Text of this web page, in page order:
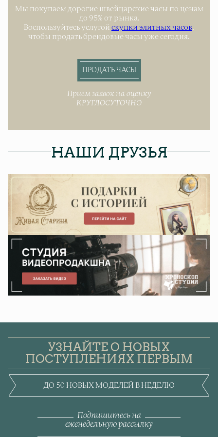
Мы покупаем дорогие швейцарские часы по ценам
до 95% от рынка.
Воспользуйтесь услугой скупки элитных часов,
чтобы продать брендовые часы уже сегодня.
ПРОДАТЬ ЧАСЫ
Прием заявок на оценку
КРУГЛОСУТОЧНО
НАШИ ДРУЗЬЯ
УЗНАЙТЕ О НОВЫХ
ПОСТУПЛЕНИЯХ ПЕРВЫМ
ДО 50 НОВЫХ МОДЕЛЕЙ В НЕДЕЛЮ
Подпишитесь на
еженедельную рассылку